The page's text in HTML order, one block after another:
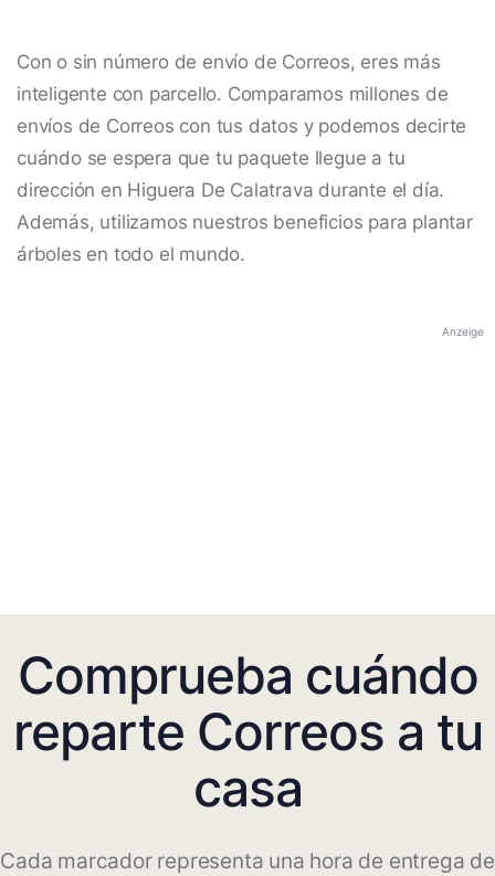
Con o sin número de envío de Correos, eres más
inteligente con parcello. Comparamos millones de
envíos de Correos con tus datos y podemos decirte
cuándo se espera que tu paquete llegue a tu
dirección en Higuera De Calatrava durante el día.
Además, utilizamos nuestros beneficios para plantar
árboles en todo el mundo.
Anzeige
Comprueba cuándo
reparte Correos a tu
casa
Cada marcador representa una hora de entrega de